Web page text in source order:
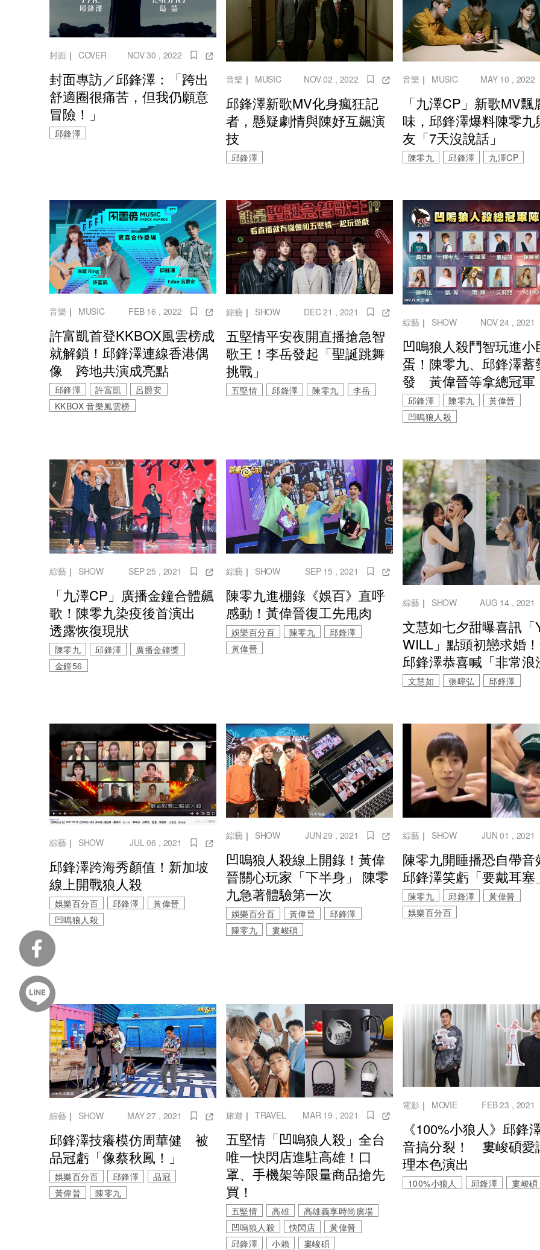
封面｜ COVER NOV 30 , 2022
封面專訪／邱鋒澤：「跨出
舒適圈很痛苦，但我仍願意
冒險！」
邱鋒澤
音樂 ｜ MUSIC NOV 02 , 2022
邱鋒澤新歌MV化身瘋狂記
者，懸疑劇情與陳妤互飆演
技
邱鋒澤
音樂 ｜ MUSIC MAY 10 , 2022
「九澤CP」新歌MV飄
味，邱鋒澤爆料陳零九
友「7天沒說話」
陳零九 邱鋒澤 九澤CP
音樂 ｜ MUSIC FEB 16 , 2022
許富凱首登KKBOX風雲榜成
就解鎖！邱鋒澤連線香港偶
像 跨地共演成亮點
邱鋒澤 許富凱
呂爵安
KKBOX 音樂風雲榜
綜藝 ｜ SHOW DEC 21 , 2021
五堅情平安夜開直播搶急智
歌王！李岳發起「聖誕跳舞
挑戰」
五堅情 邱鋒澤 陳零九 李岳
綜藝 ｜ SHOW NOV 24 , 2021
凹嗚狼人殺鬥智玩進小
蛋！陳零九、邱鋒澤蓄
發 黃偉晉等拿總冠軍
邱鋒澤 陳零九
黃偉晉
凹嗚狼人殺
綜藝 ｜ SHOW SEP 25 , 2021
「九澤CP」廣播金鐘合體飆
歌！陳零九染疫後首演出
透露恢復現狀
陳零九 邱鋒澤
廣播金鐘獎
金鐘56
綜藝 ｜ SHOW SEP 15 , 2021
陳零九進棚錄《娛百》直呼
感動！黃偉晉復工先甩肉
娛樂百分百 陳零九
邱鋒澤
黃偉晉
綜藝 ｜ SHOW AUG 14 , 2021
文慧如七夕甜曝喜訊「
WILL」點頭初戀求婚
邱鋒澤恭喜喊「非常浪
文慧如 張暐弘 邱鋒澤
綜藝 ｜ SHOW JUL 06 , 2021
邱鋒澤跨海秀顏值！新加坡
線上開戰狼人殺
娛樂百分百 邱鋒澤
黃偉晉
凹嗚狼人殺
綜藝 ｜ SHOW JUN 29 , 2021
凹嗚狼人殺線上開錄！黃偉
晉關心玩家「下半身」 陳零
九急著體驗第一次
娛樂百分百 黃偉晉
邱鋒澤
陳零九
婁峻碩
綜藝 ｜ SHOW JUN 01 , 2021
陳零九開睡播恐自帶音
邱鋒澤笑虧「要戴耳塞
陳零九 邱鋒澤
黃偉晉
娛樂百分百
綜藝 ｜ SHOW MAY 27 , 2021
邱鋒澤技癢模仿周華健 被
品冠虧「像蔡秋鳳！」
娛樂百分百 邱鋒澤
品冠
黃偉晉
陳零九
旅遊 ｜ TRAVEL MAR 19 , 2021
五堅情「凹嗚狼人殺」全台
唯一快閃店進駐高雄！口
罩、手機架等限量商品搶先
買！
五堅情 高雄
高雄義享時尚廣場
凹嗚狼人殺
快閃店
黃偉晉
邱鋒澤
小賴 婁峻碩
電影 ｜ MOVIE FEB 23 , 2021
《100%小狼人》邱鋒
音搞分裂！ 婁峻碩愛
理本色演出
100%小狼人 邱鋒澤 婁峻碩